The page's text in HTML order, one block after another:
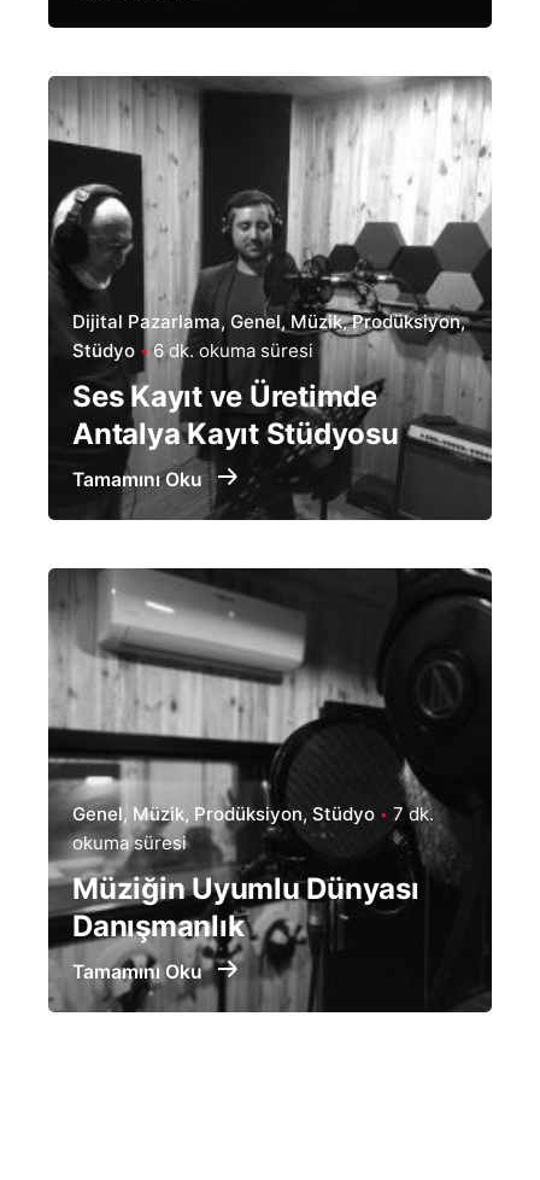
Dijital Pazarlama Genel Müzik Prodüksiyon
Stüdyo
6 dk. okuma süresi
Ses Kayıt ve Üretimde
Antalya Kayıt Stüdyosu
Tamamını Oku
Genel Müzik Prodüksiyon Stüdyo
7 dk.
okuma süresi
Müziğin Uyumlu Dünyası
Danışmanlık
Tamamını Oku